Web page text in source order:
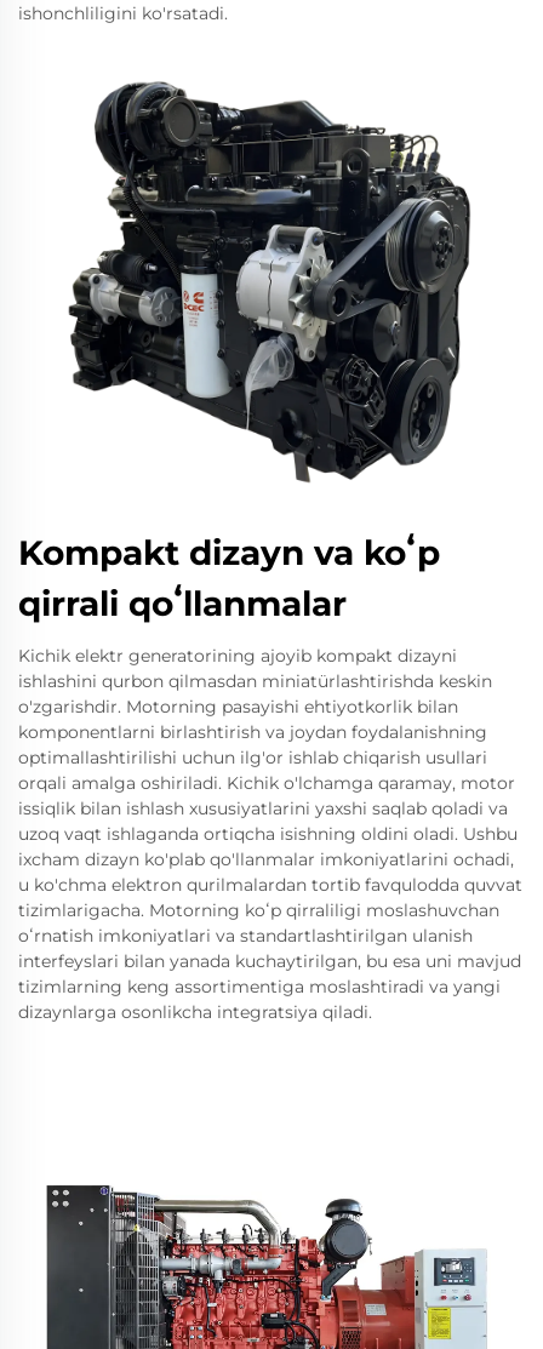
ishonchliligini ko'rsatadi.
Kompakt dizayn va koʻp
qirrali qoʻllanmalar
Kichik elektr generatorining ajoyib kompakt dizayni
ishlashini qurbon qilmasdan miniatürlashtirishda keskin
o'zgarishdir. Motorning pasayishi ehtiyotkorlik bilan
komponentlarni birlashtirish va joydan foydalanishning
optimallashtirilishi uchun ilg'or ishlab chiqarish usullari
orqali amalga oshiriladi. Kichik o'lchamga qaramay, motor
issiqlik bilan ishlash xususiyatlarini yaxshi saqlab qoladi va
uzoq vaqt ishlaganda ortiqcha isishning oldini oladi. Ushbu
ixcham dizayn ko'plab qo'llanmalar imkoniyatlarini ochadi,
u ko'chma elektron qurilmalardan tortib favqulodda quvvat
tizimlarigacha. Motorning koʻp qirraliligi moslashuvchan
oʻrnatish imkoniyatlari va standartlashtirilgan ulanish
interfeyslari bilan yanada kuchaytirilgan, bu esa uni mavjud
tizimlarning keng assortimentiga moslashtiradi va yangi
dizaynlarga osonlikcha integratsiya qiladi.